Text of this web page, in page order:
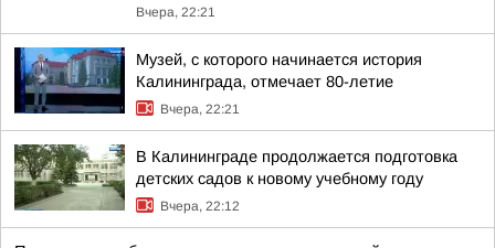
Вчера, 22:21
Музей, с которого начинается история
Калининграда, отмечает 80-летие
Вчера, 22:21
В Калининграде продолжается подготовка
детских садов к новому учебному году
Вчера, 22:12